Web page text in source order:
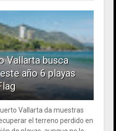
Vallarta busca
año 6 playas
Vallarta da muestras
el terreno perdido en